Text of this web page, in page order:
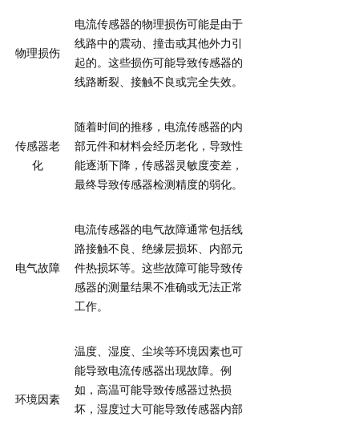
物理损伤
电流传感器的物理损伤可能是由于
线路中的震动、撞击或其他外力引
起的。这些损伤可能导致传感器的
线路断裂、接触不良或完全失效。
传感器老
化
随着时间的推移，电流传感器的内
部元件和材料会经历老化，导致性
能逐渐下降，传感器灵敏度变差，
最终导致传感器检测精度的弱化。
电气故障
电流传感器的电气故障通常包括线
路接触不良、绝缘层损坏、内部元
件热损坏等。这些故障可能导致传
感器的测量结果不准确或无法正常
工作。
环境因素
温度、湿度、尘埃等环境因素也可
能导致电流传感器出现故障。例
如，高温可能导致传感器过热损
坏，湿度过大可能导致传感器内部